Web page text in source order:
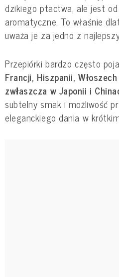
dzikiego ptactwa, ale jest
aromatyczne. To właśnie
uważa je za jedno z
Przepiórki bardzo często
Francji, Hiszpanii,
zwłaszcza w Japonii i
subtelny smak i możliwość
eleganckiego dania w